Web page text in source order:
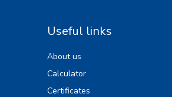
Useful links
About us
Calculator
Certificates